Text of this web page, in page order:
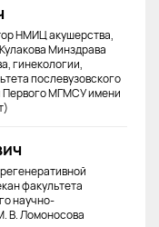
НМИЦ акушерства,
Минздрава
гинекологии,
послевузовского
Первого МГМСУ имени
факультета
научно-
В. Ломоносова